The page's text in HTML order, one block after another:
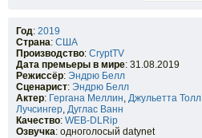
Год: 2019
Страна: США
Производство: CryptTV
Дата премьеры в мире: 31.08.2019
Режиссёр: Эндрю Белл
Сценарист: Эндрю Белл
Актер: Гергана Меллин, Джульетта
Лучсингер, Дуглас Ванн
Качество: WEB-DLRip
Озвучка: одноголосый datynet